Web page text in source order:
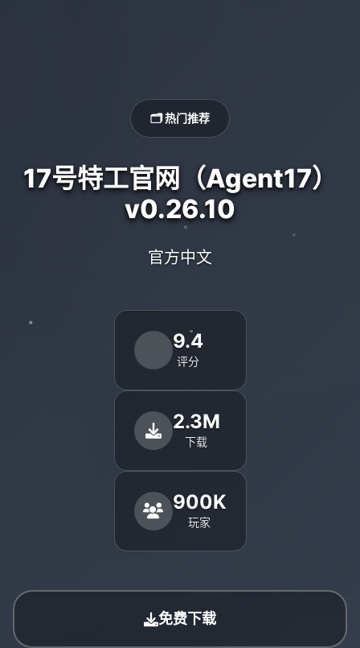
🗂️ 热门推荐
17号特工官网（Agent17）
v0.26.10
官方中文
9.4
评分
2.3M
下载
900K
玩家
免费下载